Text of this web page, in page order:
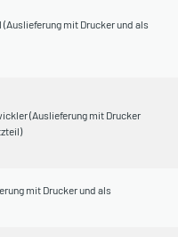
(Auslieferung mit Drucker und als
(Auslieferung mit Drucker
mit Drucker und als